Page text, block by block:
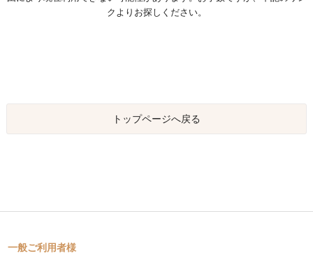
クよりお探しください。
トップページへ戻る
一般ご利用者様